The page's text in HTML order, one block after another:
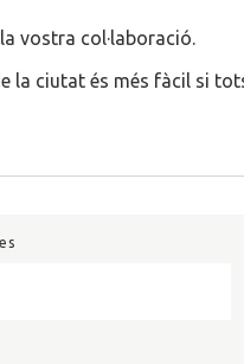
vostra col·laboració.
la ciutat és més fàcil si